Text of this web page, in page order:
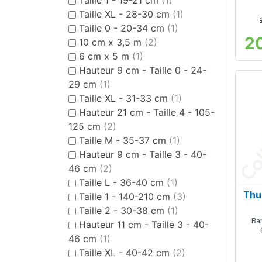
Taille XL - 28-30 cm (1)
Taille 0 - 20-34 cm (1)
10 cm x 3,5 m (2)
6 cm x 5 m (1)
Hauteur 9 cm - Taille 0 - 24-
29 cm (1)
Taille XL - 31-33 cm (1)
Hauteur 21 cm - Taille 4 - 105-
125 cm (2)
Taille M - 35-37 cm (1)
Hauteur 9 cm - Taille 3 - 40-
46 cm (2)
Taille L - 36-40 cm (1)
Taille 1 - 140-210 cm (3)
Taille 2 - 30-38 cm (1)
Hauteur 11 cm - Taille 3 - 40-
46 cm (1)
Taille XL - 40-42 cm (2)